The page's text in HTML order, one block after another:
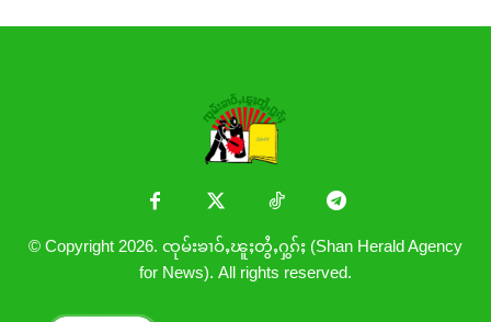
© Copyright 2026. ၸုမ်းၶၢဝ်ႇၽူႈတွႆႇႁွၵ်ႈ (Shan Herald Agency
for News). All rights reserved.